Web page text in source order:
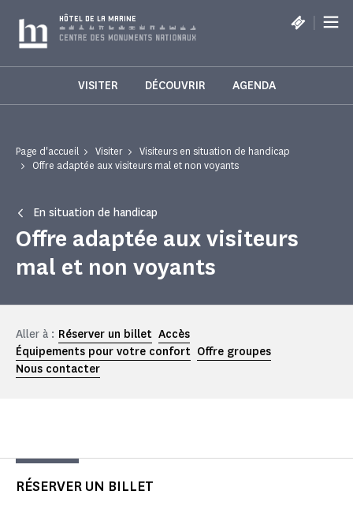
HÔTEL DE LA MARINE |
VISITER DÉCOUVRIR AGENDA
Page d'accueil Visiter
Visiteurs en situation de handicap
Offre adaptée aux visiteurs mal et non voyants
En situation de handicap
Offre adaptée aux visiteurs
mal et non voyants
Aller à : Réserver un billet Accès
Équipements pour votre confort Offre groupes
Nous contacter
RÉSERVER UN BILLET